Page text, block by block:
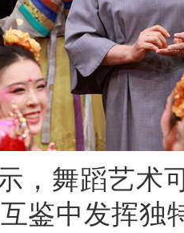
，舞蹈艺术
鉴中发挥独